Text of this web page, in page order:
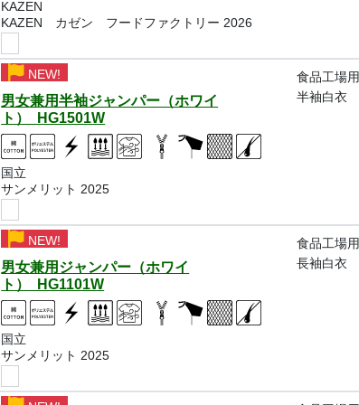
KAZEN
KAZEN カゼン フードファクトリー 2026
NEW!
男女兼用半袖ジャンパー（ホワイ
ト） HG1501W
国立
サンメリット 2025
食品工場用
半袖白衣
NEW!
男女兼用ジャンパー（ホワイ
ト） HG1101W
国立
サンメリット 2025
食品工場用
長袖白衣